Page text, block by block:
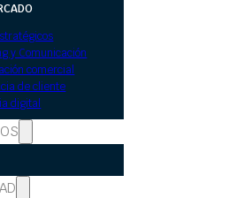
y Comunicación
comercial
de cliente
digital